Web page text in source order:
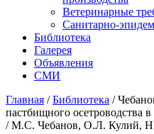
Ветеринарные
Санитарно-
Библиотека
Галерея
Объявления
СМИ
Главная /Библиотека /
пастбищного осетроводства
/ М.С. Чебанов, О.Л. Кулий,